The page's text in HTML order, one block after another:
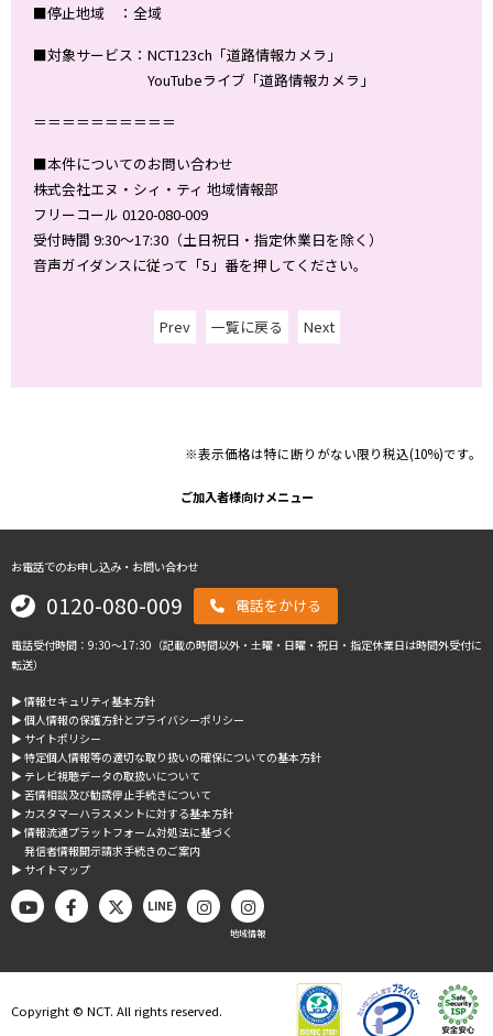
■停止地域 ：全域
■対象サービス：NCT123ch「道路情報カメラ」
YouTubeライブ「道路情報カメラ」
＝＝＝＝＝＝＝＝＝＝
■本件についてのお問い合わせ
株式会社エヌ・シィ・ティ 地域情報部
フリーコール 0120-080-009
受付時間 9:30～17:30（土日祝日・指定休業日を除く）
音声ガイダンスに従って「5」番を押してください。
Prev 一覧に戻る Next
※表示価格は特に断りがない限り税込(10%)です。
ご加入者様向けメニュー
お電話でのお申し込み・お問い合わせ
0120-080-009 電話をかける
電話受付時間：9:30～17:30（記載の時間以外・土曜・日曜・祝日・指定休業日は時間外受付に
転送）
▶︎ 情報セキュリティ基本方針
▶︎ 個人情報の保護方針とプライバシーポリシー
▶︎ サイトポリシー
▶︎ 特定個人情報等の適切な取り扱いの確保についての基本方針
▶︎ テレビ視聴データの取扱いについて
▶︎ 苦情相談及び勧誘停止手続きについて
▶︎ カスタマーハラスメントに対する基本方針
▶︎ 情報流通プラットフォーム対処法に基づく
発信者情報開示請求手続きのご案内
▶︎ サイトマップ
LINE
地域情報
Copyright © NCT. All rights reserved.